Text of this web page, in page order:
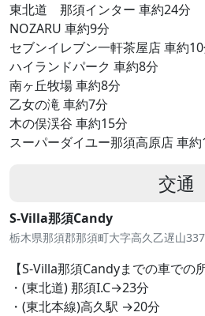
東北道 那須インター 車約24分
NOZARU 車約9分
セブンイレブン一軒茶屋店 車約
ハイランドパーク 車約8分
南ヶ丘牧場 車約8分
乙女の滝 車約7分
木の俣渓谷 車約15分
スーパーダイユー那須高原店 車約
交通
S-Villa那須Candy
栃木県那須郡那須町大字高久乙遅山
【S-Villa那須Candyまでの車での
・(東北道) 那須I.C→23分
・(東北本線)高久駅 →20分